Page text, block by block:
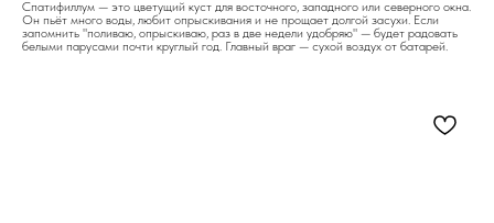
Спатифиллум — это цветущий куст для восточного, западного или северного окна.
Он пьёт много воды, любит опрыскивания и не прощает долгой засухи. Если
запомнить "поливаю, опрыскиваю, раз в две недели удобряю" — будет радовать
белыми парусами почти круглый год. Главный враг — сухой воздух от батарей.